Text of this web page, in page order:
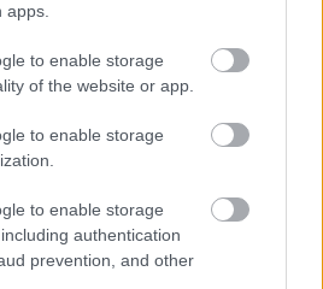
to enable storage
of the website or app.
to enable storage
to enable storage
authentication
prevention, and other
többmillióan vártunk: szombattól
csökken a riasztás
a tűzzel!